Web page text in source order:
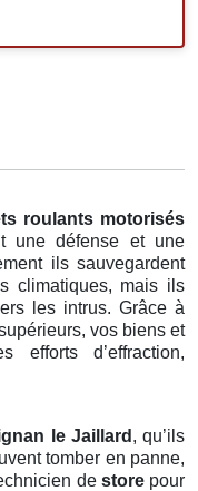
roulants motorisés
une défense et une
ils sauvegardent
climatiques, mais ils
les intrus. Grâce à
vos biens et
efforts d’effraction,
le Jaillard , qu’ils
tomber en panne,
de storepour